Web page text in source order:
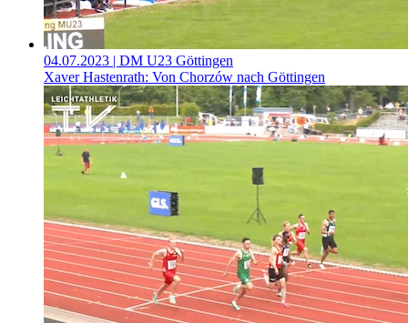
04.07.2023 | DM U23 Göttingen
Xaver Hastenrath: Von Chorzów nach Göttingen